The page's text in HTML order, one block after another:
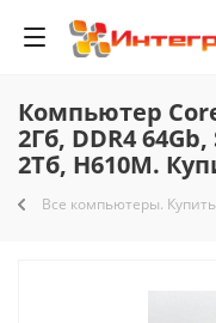
Компьютер Core
2Гб, DDR4 64Gb,
2Тб, H610M.
Все компьютеры.